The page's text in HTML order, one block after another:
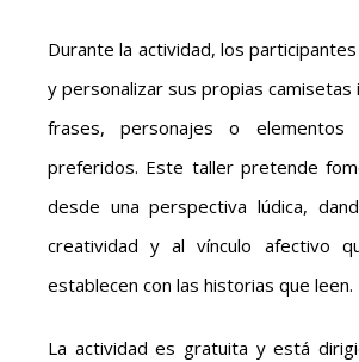
Durante la actividad, los
y personalizar sus propias camisetas
frases, personajes o
preferidos. Este taller pretende
desde una perspectiva lúdica,
creatividad y al vínculo afectivo
establecen con las historias que leen.
La actividad es gratuita y está